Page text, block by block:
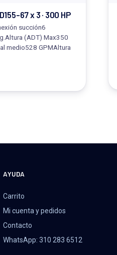
67 x 3 · 300 HP
succión6
(ADT) Max350
medio528 GPMAltura
AYUDA
Carrito
Mi cuenta y pedidos
Contacto
WhatsApp: 310 283 6512